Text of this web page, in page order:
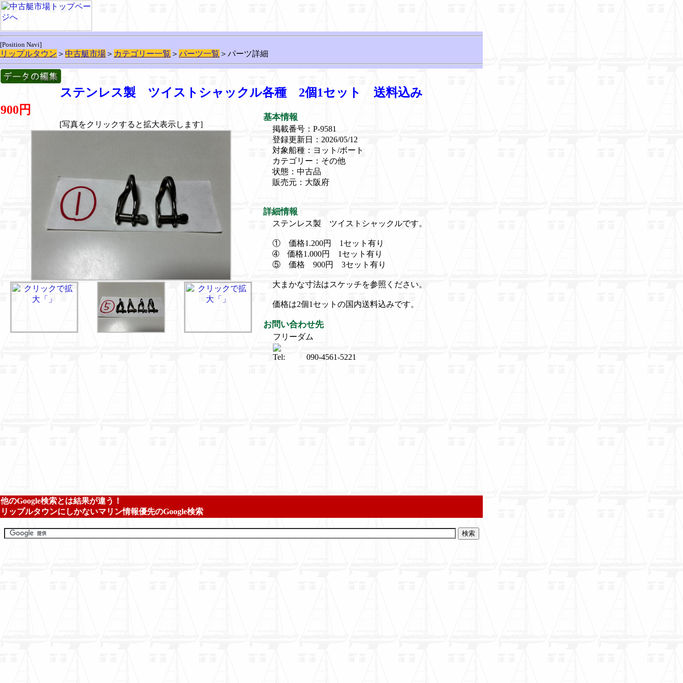
[Position Navi]
リップルタウン ＞ 中古艇市場 ＞ カテゴリー一覧 ＞ パーツ一覧 ＞パーツ詳細
ステンレス製 ツイストシャックル各種 2個1セット 送料込み
900円
基本情報
掲載番号：P-9581
登録更新日：2026/05/12
対象船種：ヨット/ボート
カテゴリー：その他
状態：中古品
販売元：大阪府
詳細情報
ステンレス製 ツイストシャックルです。
① 価格1.200円 1セット有り
➃ 価格1.000円 1セット有り
⑤ 価格 900円 3セット有り
大まかな寸法はスケッチを参照ください。
価格は2個1セットの国内送料込みです。
お問い合わせ先
フリーダム
Tel: 090-4561-5221
[写真をクリックすると拡大表示します]
他のGoogle検索とは結果が違う！
リップルタウンにしかないマリン情報優先のGoogle検索